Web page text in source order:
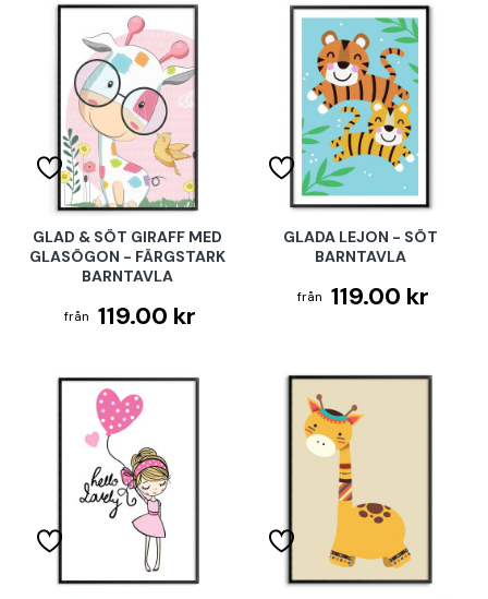
GLAD & SÖT GIRAFF MED
GLASÖGON - FÄRGSTARK
BARNTAVLA
119.00 kr
GLADA LEJON - SÖT
BARNTAVLA
119.00 kr